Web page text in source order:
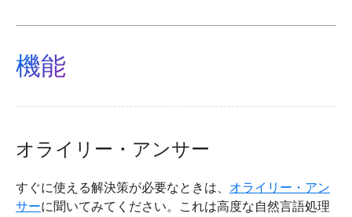
機能
オライリー・アンサー
すぐに使える解決策が必要なときは、 オライリー・アン
サーに聞いてみてください。これは高度な自然言語処理